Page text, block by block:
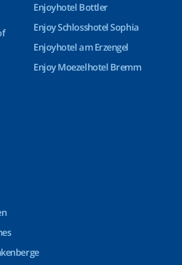
Enjoyhotel Bottler
Enjoy Schlosshotel Sophia
Enjoyhotel am Erzengel
Enjoy Moezelhotel Bremm